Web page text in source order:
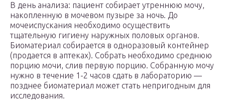
В день анализа: пациент собирает утреннюю мочу,
накопленную в мочевом пузыре за ночь. До
мочеиспускания необходимо осуществить
тщательную гигиену наружных половых органов.
Биоматериал собирается в одноразовый контейнер
(продается в аптеках). Собрать необходимо среднюю
порцию мочи, слив первую порцию. Собранную мочу
нужно в течение 1-2 часов сдать в лабораторию —
позднее биоматериал может стать непригодным для
исследования.